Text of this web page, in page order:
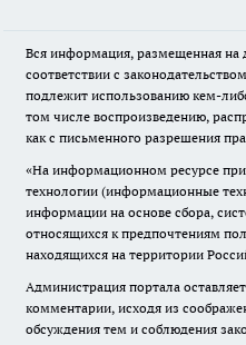
Вся информация, размещенная на
соответствии с
подлежит использованию кем-
том числе воспроизведению,
как с письменного разрешения
«На информационном ресурсе
технологии (информационные
информации на основе сбора,
относящихся к предпочтениям
находящихся на территории
Администрация портала
комментарии, исходя из
обсуждения тем и соблюдения